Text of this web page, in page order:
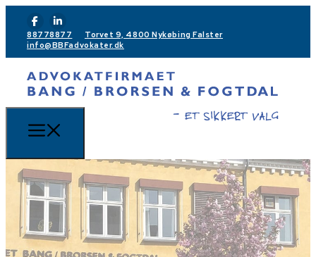
88778877
Torvet 9, 4800 Nykøbing Falster
info@BBFadvokater.dk